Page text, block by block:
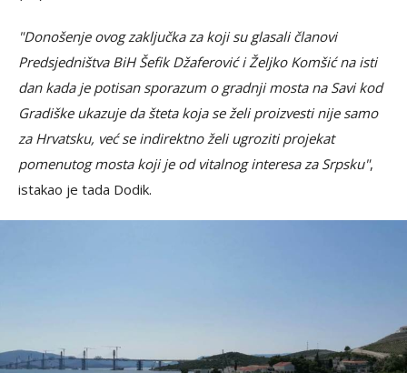
"Donošenje ovog zaključka za koji su glasali članovi
Predsjedništva BiH Šefik Džaferović i Željko Komšić na isti
dan kada je potisan sporazum o gradnji mosta na Savi kod
Gradiške ukazuje da šteta koja se želi proizvesti nije samo
za Hrvatsku, već se indirektno želi ugroziti projekat
pomenutog mosta koji je od vitalnog interesa za Srpsku",
istakao je tada Dodik.